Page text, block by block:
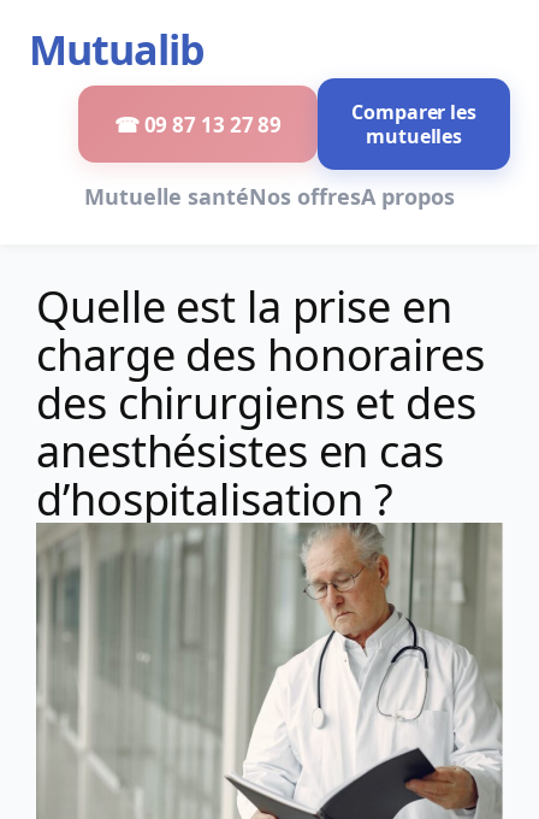
contenu
Mutualib
Mutuelle santéNos offresA propos
☎ 09 87 13 27 89
Comparer les
mutuelles
Quelle est la prise en
charge des honoraires
des chirurgiens et des
anesthésistes en cas
d’hospitalisation ?